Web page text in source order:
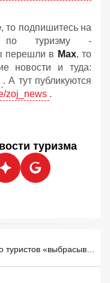
, то подпишитесь на
по туризму -
перешли в Мах, то
новости и туда:
. А тут публикуются
zoj_news .
туризма
Большинство туристов «выбрасывают деньги в мусорное ведро» перед отпуском